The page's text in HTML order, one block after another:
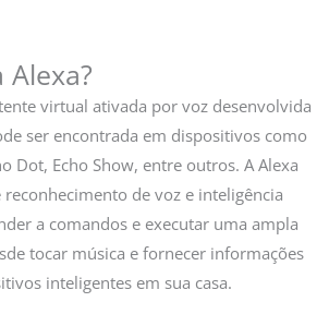
Alexa?
virtual ativada por voz desenvolvida
ser encontrada em dispositivos como
Dot, Echo Show, entre outros. A Alexa
de voz e inteligência
a comandos e executar uma ampla
tocar música e fornecer informações
inteligentes em sua casa.